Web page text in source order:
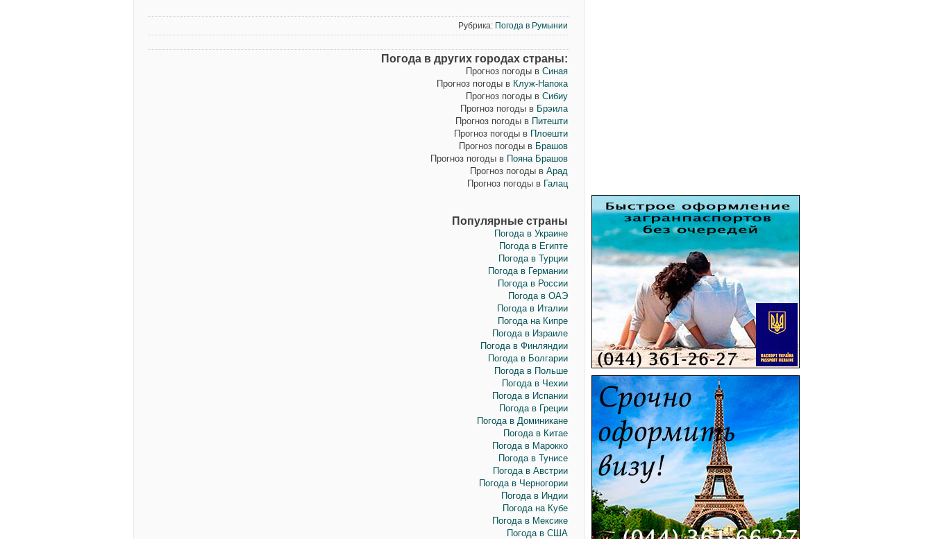
Рубрика: Погода в Румынии
Погода в других городах страны:
Прогноз погоды в Синая
Прогноз погоды в Клуж-Напока
Прогноз погоды в Сибиу
Прогноз погоды в Брэила
Прогноз погоды в Питешти
Прогноз погоды в Плоешти
Прогноз погоды в Брашов
Прогноз погоды в Пояна Брашов
Прогноз погоды в Арад
Прогноз погоды в Галац
Популярные страны
Погода в Украине
Погода в Египте
Погода в Турции
Погода в Германии
Погода в России
Погода в ОАЭ
Погода в Италии
Погода на Кипре
Погода в Израиле
Погода в Финляндии
Погода в Болгарии
Погода в Польше
Погода в Чехии
Погода в Испании
Погода в Греции
Погода в Доминикане
Погода в Китае
Погода в Марокко
Погода в Тунисе
Погода в Австрии
Погода в Черногории
Погода в Индии
Погода на Кубе
Погода в Мексике
Погода в США